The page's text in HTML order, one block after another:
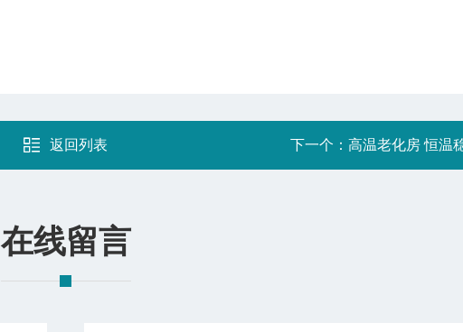
返回列表 下一个： 高温老化房 恒温
在线留言